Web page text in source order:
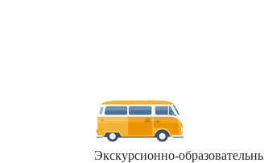
Экскурсионно-